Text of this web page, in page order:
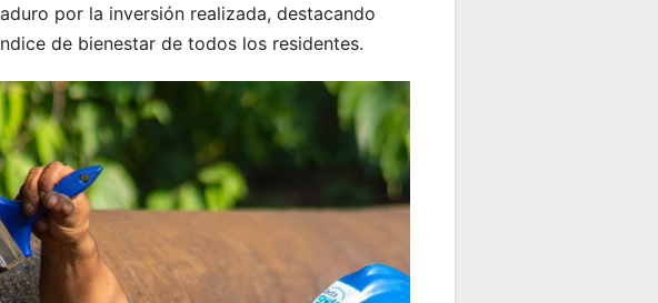
por la inversión realizada, destacando
de bienestar de todos los residentes.